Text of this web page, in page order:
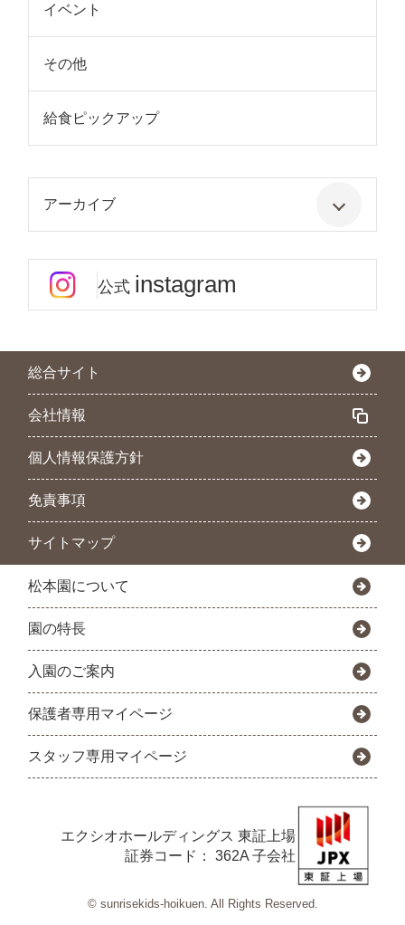
イベント
その他
給食ピックアップ
アーカイブ
公式 instagram
総合サイト
会社情報
個人情報保護方針
免責事項
サイトマップ
松本園について
園の特長
入園のご案内
保護者専用マイページ
スタッフ専用マイページ
エクシオホールディングス 東証上場
証券コード： 362A 子会社
© sunrisekids-hoikuen. All Rights Reserved.